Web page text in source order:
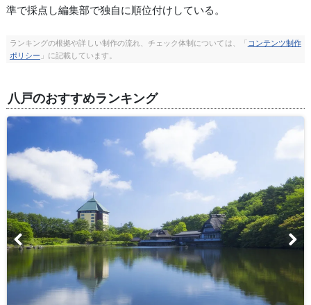
準で採点し編集部で独自に順位付けしている。
ランキングの根拠や詳しい制作の流れ、チェック体制については、「 コンテンツ制作
ポリシー 」に記載しています。
八戸のおすすめランキング